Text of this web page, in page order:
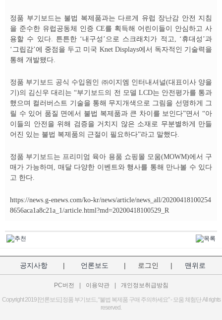
정품 부기보드는 불법 복제품과는 다르게 유럽 장난감 안전 지침
을 준수한 유럽공동체 인증 CE를 획득해 어린이들이 안심하고 사
용할 수 있다. 튼튼한 ‘내구성’으로 스크래치가 적고, ‘휴대성’과
‘그립감’에 중점을 두고 미국 Knet Displays에서 독자적인 기술력을
통해 개발됐다.
정품 부기보드 공식 수입원인 ㈜이지엠 인터내셔널(대표이사 양을
기)의 김신우 대리는 “부기보드의 전 모델 LCD는 안전평가를 통과
했으며 컬러버스트 기술을 통해 무지개색으로 그림을 선명하게 그
릴 수 있어 품질 면에서 불법 복제품과 큰 차이를 보인다”면서 “아
이들의 안전을 위해 검증을 거치지 않은 소재로 무분별하게 만들
어진 있는 불법 복제품의 근절이 필요하다”라고 말했다.
정품 부기보드는 프리미엄 육아 용품 쇼핑몰 모움(MOWM)에서 구
매가 가능하며, 매달 다양한 이벤트와 행사를 통해 만나볼 수 있다
고 한다.
https://news.g-enews.com/ko-kr/news/article/news_all/20200418100254
8656aca1a8c21a_1/article.html?md=20200418100529_R
공지사항 | 언론보도 | 로그인 | 맨위로
PC버전 이용약관 개인정보취급방침
Copyright 2019 [언론보도] 정품 부기보드, “불법 복제품 구매 주의하세요” - 모움 체험단 All rights
reserved.